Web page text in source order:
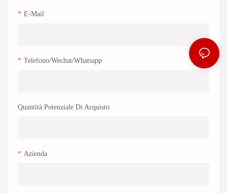
E-Mail
Telefono/wechat/whatsapp
Quantità Potenziale Di Acquisto
Azienda